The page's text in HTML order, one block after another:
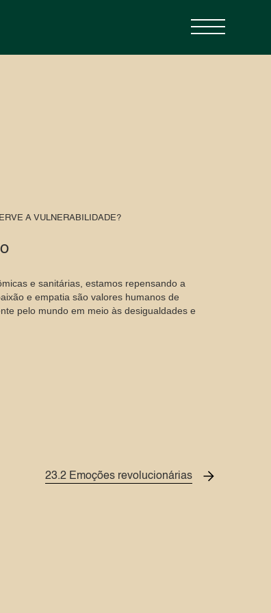
A VULNERABILIDADE?
e sanitárias, estamos repensando a
e empatia são valores humanos de
pelo mundo em meio às desigualdades e
23.2 Emoções revolucionárias